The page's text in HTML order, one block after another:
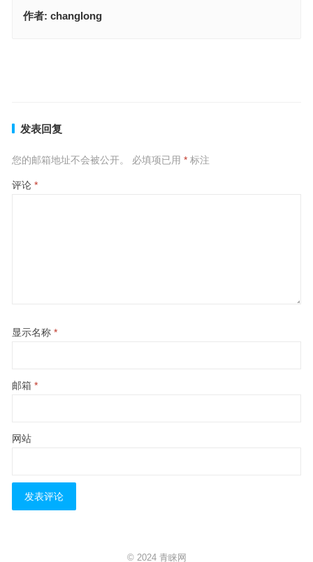
作者: changlong
发表回复
您的邮箱地址不会被公开。 必填项已用 *标注
评论 *
显示名称 *
邮箱 *
网站
© 2024 青睐网